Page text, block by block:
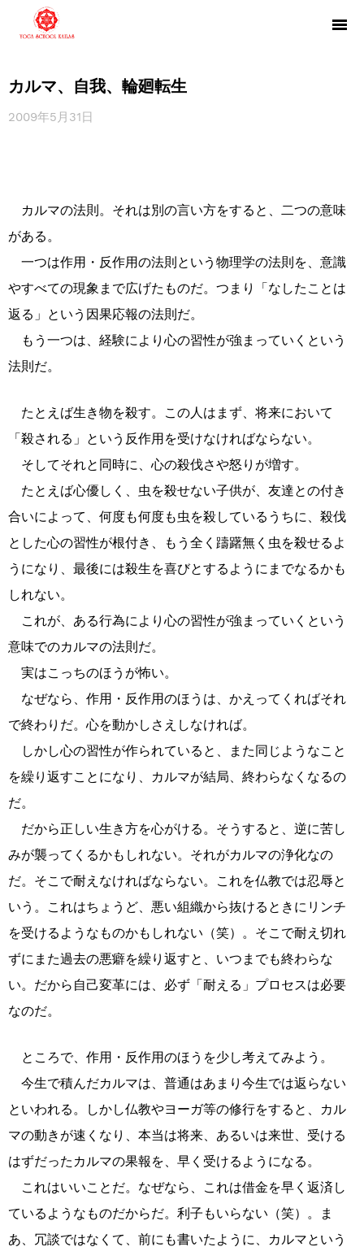
カルマ、自我、輪廻転生
2009年5月31日
カルマの法則。それは別の言い方をすると、二つの意味
がある。
一つは作用・反作用の法則という物理学の法則を、意識
やすべての現象まで広げたものだ。つまり「なしたことは
返る」という因果応報の法則だ。
もう一つは、経験により心の習性が強まっていくという
法則だ。
たとえば生き物を殺す。この人はまず、将来において
「殺される」という反作用を受けなければならない。
そしてそれと同時に、心の殺伐さや怒りが増す。
たとえば心優しく、虫を殺せない子供が、友達との付き
合いによって、何度も何度も虫を殺しているうちに、殺伐
とした心の習性が根付き、もう全く躊躇無く虫を殺せるよ
うになり、最後には殺生を喜びとするようにまでなるかも
しれない。
これが、ある行為により心の習性が強まっていくという
意味でのカルマの法則だ。
実はこっちのほうが怖い。
なぜなら、作用・反作用のほうは、かえってくればそれ
で終わりだ。心を動かしさえしなければ。
しかし心の習性が作られていると、また同じようなこと
を繰り返すことになり、カルマが結局、終わらなくなるの
だ。
だから正しい生き方を心がける。そうすると、逆に苦し
みが襲ってくるかもしれない。それがカルマの浄化なの
だ。そこで耐えなければならない。これを仏教では忍辱と
いう。これはちょうど、悪い組織から抜けるときにリンチ
を受けるようなものかもしれない（笑）。そこで耐え切れ
ずにまた過去の悪癖を繰り返すと、いつまでも終わらな
い。だから自己変革には、必ず「耐える」プロセスは必要
なのだ。
ところで、作用・反作用のほうを少し考えてみよう。
今生で積んだカルマは、普通はあまり今生では返らない
といわれる。しかし仏教やヨーガ等の修行をすると、カル
マの動きが速くなり、本当は将来、あるいは来世、受ける
はずだったカルマの果報を、早く受けるようになる。
これはいいことだ。なぜなら、これは借金を早く返済し
ているようなものだからだ。利子もいらない（笑）。ま
あ、冗談ではなくて、前にも書いたように、カルマという